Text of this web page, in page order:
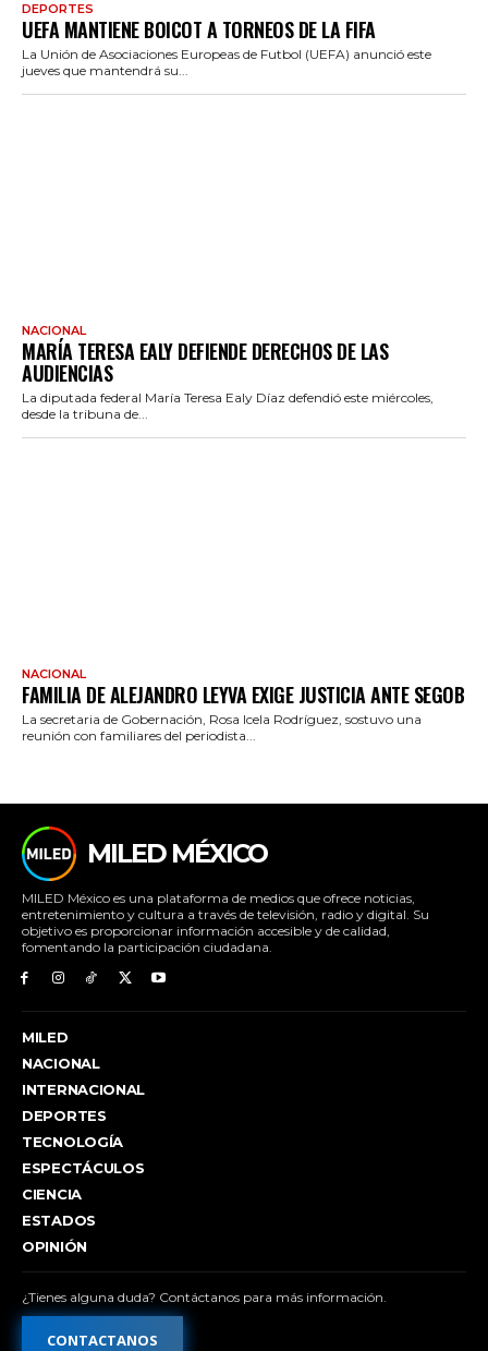
DEPORTES
UEFA MANTIENE BOICOT A TORNEOS DE LA FIFA
La Unión de Asociaciones Europeas de Futbol (UEFA) anunció este
jueves que mantendrá su...
NACIONAL
MARÍA TERESA EALY DEFIENDE DERECHOS DE LAS
AUDIENCIAS
La diputada federal María Teresa Ealy Díaz defendió este miércoles,
desde la tribuna de...
NACIONAL
FAMILIA DE ALEJANDRO LEYVA EXIGE JUSTICIA ANTE SEGOB
La secretaria de Gobernación, Rosa Icela Rodríguez, sostuvo una
reunión con familiares del periodista...
MILED MÉXICO
MILED México es una plataforma de medios que ofrece noticias,
entretenimiento y cultura a través de televisión, radio y digital. Su
objetivo es proporcionar información accesible y de calidad,
fomentando la participación ciudadana.
MILED
NACIONAL
INTERNACIONAL
DEPORTES
TECNOLOGÍA
ESPECTÁCULOS
CIENCIA
ESTADOS
OPINIÓN
¿Tienes alguna duda? Contáctanos para más información.
CONTACTANOS